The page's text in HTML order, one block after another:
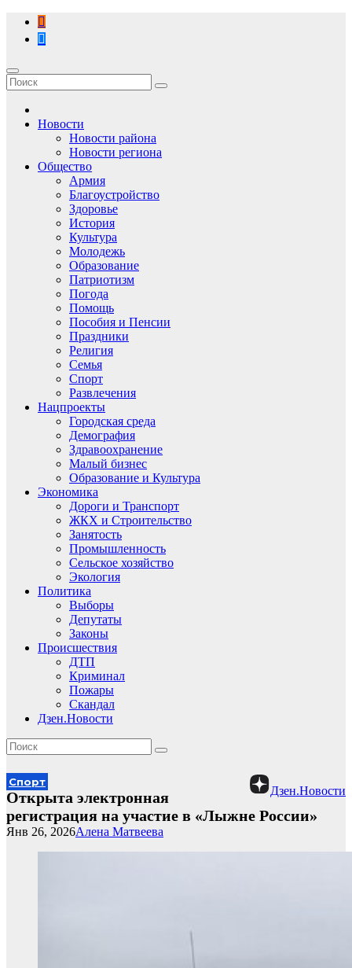
Перейти
содержимому
Новости
Новости района
Новости региона
Общество
Армия
Благоустройство
Здоровье
История
Культура
Молодежь
Образование
Патриотизм
Погода
Помощь
Пособия и Пенсии
Праздники
Религия
Семья
Спорт
Развлечения
Нацпроекты
Городская среда
Демография
Здравоохранение
Малый бизнес
Образование и Культура
Экономика
Дороги и Транспорт
ЖКХ и Строительство
Занятость
Промышленность
Сельское хозяйство
Экология
Политика
Выборы
Депутаты
Законы
Происшествия
ДТП
Криминал
Пожары
Скандал
Дзен.Новости
Дзен.Новости
Спорт
Открыта электронная
регистрация на участие в «Лыжне России»
Алена Матвеева
Янв 26, 2026